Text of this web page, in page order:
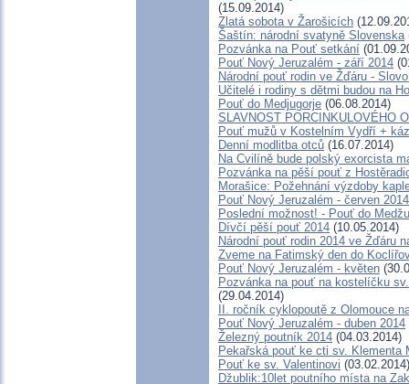
(15.09.2014)
Zlatá sobota v Žarošicích
Šaštín: národní svatyně Slovenska
Pozvánka na Pouť setkání
Pouť Nový Jeruzalém - září 2014
Národní pouť rodin ve Žďáru -
Učitelé i rodiny s dětmi budou na
Pouť do Medjugorje (06.08.2014)
SLAVNOST PORCINKULOVÉHO
Pouť mužů v Kostelním Vydří +
Denní modlitba otců (16.07.2014)
Na Cvilíně bude polský exorcista
Pozvánka na pěší pouť z
Morašice: Požehnání výzdoby
Pouť Nový Jeruzalém - červen 2014
Poslední možnost! - Pouť do
Dívčí pěší pouť 2014 (10.05.2014)
Národní pouť rodin 2014 ve Žďáru
Zveme na Fatimský den do
Pouť Nový Jeruzalém - květen
Pozvánka na pouť na kostelíčku
(29.04.2014)
II. ročník cyklopoutě z Olomouce
Pouť Nový Jeruzalém - duben 2014
Železný poutník 2014 (04.03.2014)
Pekařská pouť ke cti sv. Klementa
Pouť ke sv. Valentinovi (03.02.2014)
Džublik:10let poutního místa na